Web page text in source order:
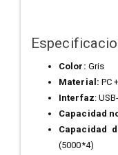
Color: Gris
Material: PC
Interfaz:
Capacidad
Capacidad
(5000*4)